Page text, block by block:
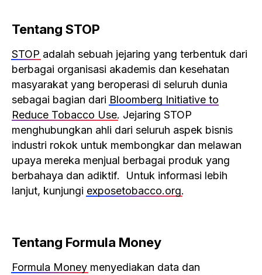
Tentang STOP
STOP adalah sebuah jejaring yang terbentuk dari
berbagai organisasi akademis dan kesehatan
masyarakat yang beroperasi di seluruh dunia
sebagai bagian dari Bloomberg Initiative to
Reduce Tobacco Use. Jejaring STOP
menghubungkan ahli dari seluruh aspek bisnis
industri rokok untuk membongkar dan melawan
upaya mereka menjual berbagai produk yang
berbahaya dan adiktif. Untuk informasi lebih
lanjut, kunjungi exposetobacco.org.
Tentang Formula Money
Formula Money menyediakan data dan